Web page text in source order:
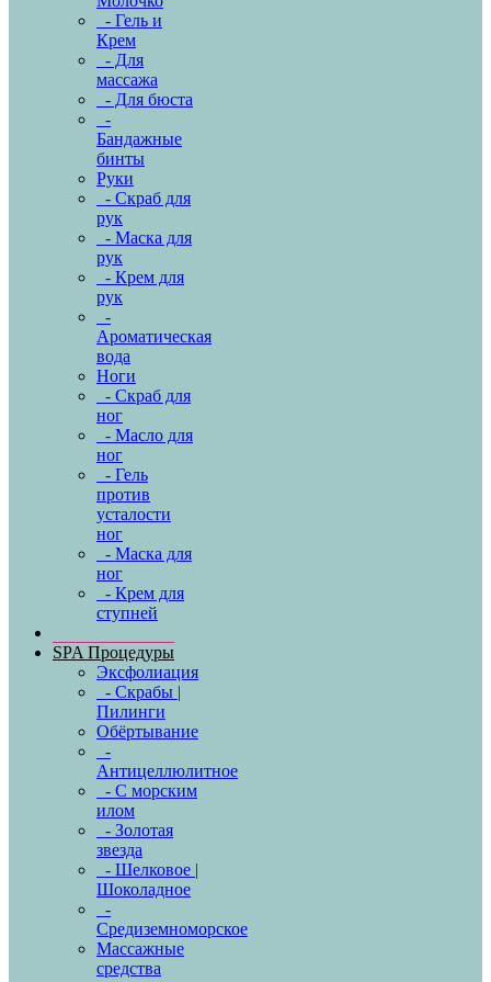
- Гель и
Крем
- Для
массажа
- Для бюста
-
Бандажные
бинты
Руки
- Скраб для
рук
- Маска для
рук
- Крем для
рук
-
Ароматическая
вода
Ноги
- Скраб для
ног
- Масло для
ног
- Гель
против
усталости
ног
- Маска для
ног
- Крем для
ступней
SPA Процедуры
Эксфолиация
- Скрабы |
Пилинги
Обёртывание
-
Антицеллюлитное
- С морским
илом
- Золотая
звезда
- Шелковое |
Шоколадное
-
Средиземноморское
Массажные
средства